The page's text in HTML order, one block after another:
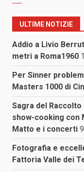
ULTIME NOTIZIE
Addio a Livio
metri a Roma1960
Per Sinner
Masters 1000 di
Sagra del
show-cooking con
Matto e i concerti
Fotografia e
Fattoria Valle dei